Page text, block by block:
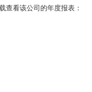
查看该公司的年度报表：